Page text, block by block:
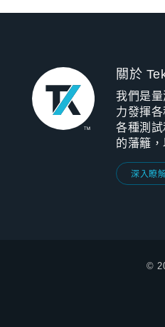
關於
我們是
力發揮
各種測
的藩籬
深入瞭
©